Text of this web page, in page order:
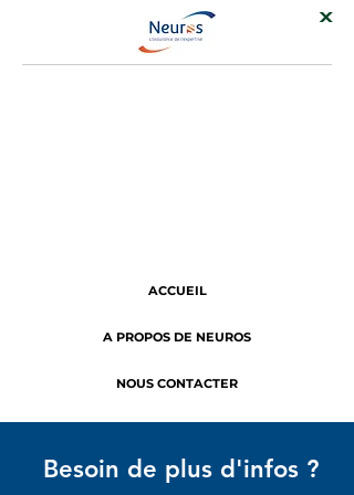
ACCUEIL
A PROPOS DE NEUROS
NOUS CONTACTER
Besoin de plus d'infos ?